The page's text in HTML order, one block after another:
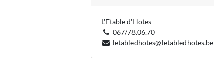
L'Etable d'Hotes
067/78.06.70
letabledhotes@letabledhotes.be